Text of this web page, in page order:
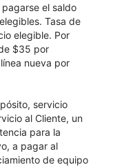
el saldo
Tasa de
elegible. Por
$35 por
nueva por
servicio
al Cliente, un
para la
a pagar al
de equipo